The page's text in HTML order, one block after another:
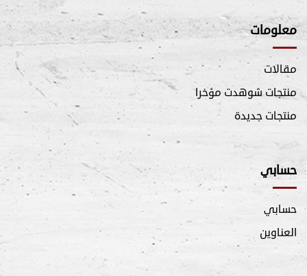
معلومات
مقالات
منتجات شوهدت مؤخرا
منتجات جديدة
حسابي
حسابي
العناوين